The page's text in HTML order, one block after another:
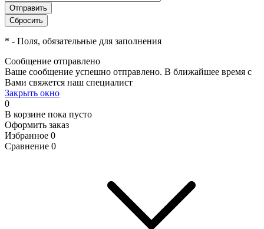
* - Поля, обязательные для заполнения
Сообщение отправлено
Ваше сообщение успешно отправлено. В ближайшее время с
Вами свяжется наш специалист
Закрыть окно
0
В корзине пока пусто
Оформить заказ
Избранное 0
Сравнение 0